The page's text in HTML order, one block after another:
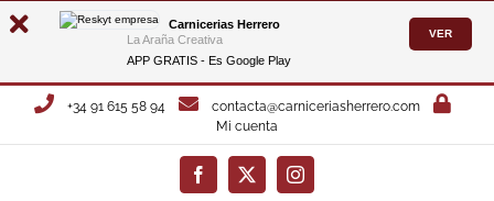
Carnicerias Herrero
La Araña Creativa
APP GRATIS - Es Google Play
VER
Saltar
+34 91 615 58 94
contacta@carniceriasherrero.com
Mi cuenta
Facebook
X Instagram